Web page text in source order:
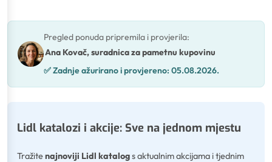
Pregled ponuda pripremila i provjerila:
Ana Kovač, suradnica za pametnu kupovinu
✅Zadnje ažurirano i provjereno: 05.08.2026.
Lidl katalozi i akcije: Sve na jednom mjestu
Tražitenajnoviji Lidl katalogs aktualnim akcijama i tjednim